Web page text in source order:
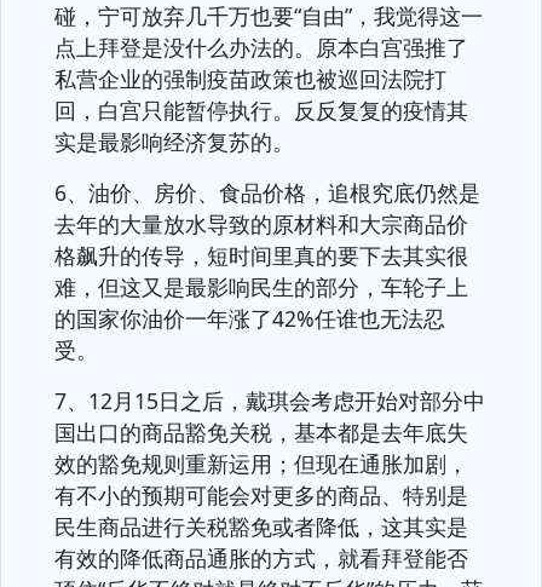
碰，宁可放弃几千万也要“自由”，我觉得这一
点上拜登是没什么办法的。原本白宫强推了
私营企业的强制疫苗政策也被巡回法院打
回，白宫只能暂停执行。反反复复的疫情其
实是最影响经济复苏的。
6、油价、房价、食品价格，追根究底仍然是
去年的大量放水导致的原材料和大宗商品价
格飙升的传导，短时间里真的要下去其实很
难，但这又是最影响民生的部分，车轮子上
的国家你油价一年涨了42%任谁也无法忍
受。
7、12月15日之后，戴琪会考虑开始对部分中
国出口的商品豁免关税，基本都是去年底失
效的豁免规则重新运用；但现在通胀加剧，
有不小的预期可能会对更多的商品、特别是
民生商品进行关税豁免或者降低，这其实是
有效的降低商品通胀的方式，就看拜登能否